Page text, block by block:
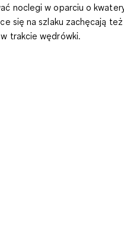
noclegi w oparciu o
się na szlaku zachęcają też
trakcie wędrówki.